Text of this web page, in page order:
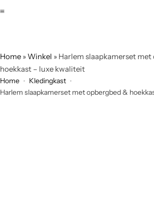
Home »Winkel » Harlem slaapkamerset met
hoekkast – luxe kwaliteit
Home
Kledingkast
Harlem slaapkamerset met opbergbed &